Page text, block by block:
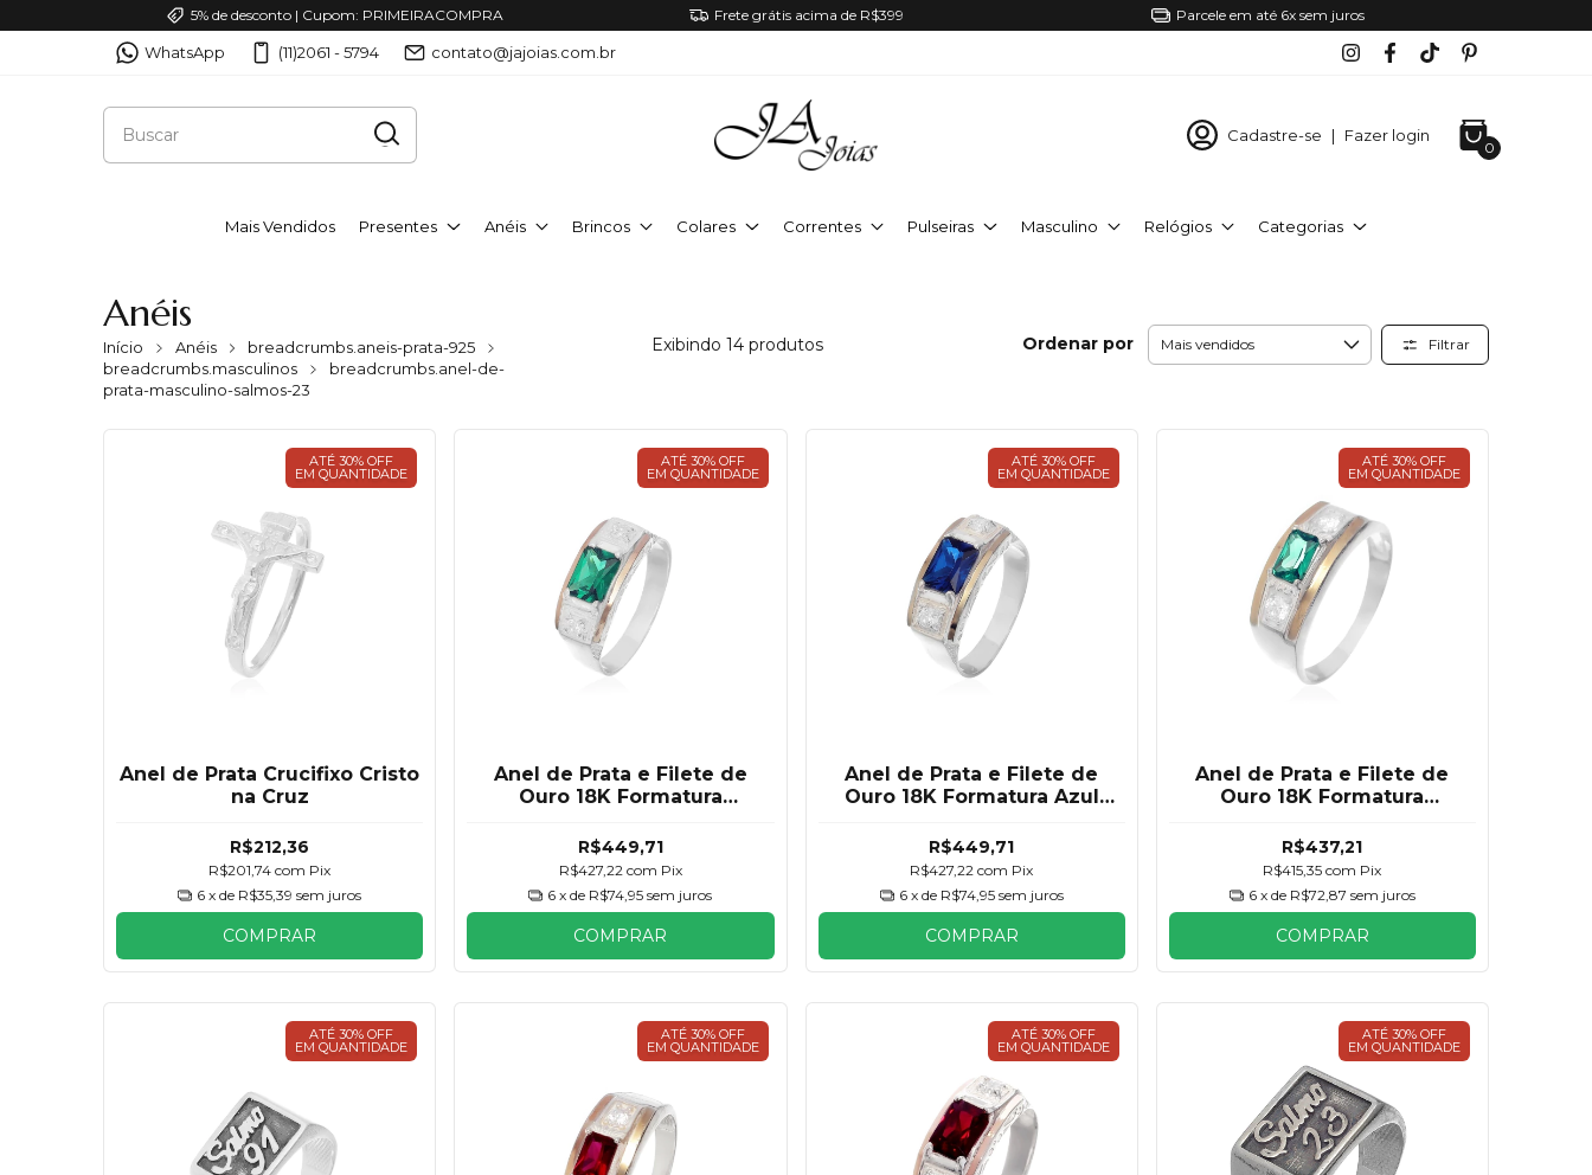
5% de desconto | Cupom: PRIMEIRACOMPRA Frete grátis acima de R$399 Parcele em até 6x sem juros
WhatsApp (11)2061 - 5794 contato@jajoias.com.br
Cadastre-se | Fazer login
0
Mais Vendidos Presentes Anéis Brincos Colares Correntes Pulseiras Masculino Relógios Categorias
Anéis
Início Anéis
breadcrumbs.aneis-prata-925
breadcrumbs.masculinos
breadcrumbs.anel-de-
prata-masculino-salmos-23
Exibindo 14 produtos Ordenar por Filtrar
ATÉ 30% OFF
EM QUANTIDADE
Anel de Prata Crucifixo Cristo
na Cruz
R$212,36
R$201,74com Pix
6 x de R$35,39 sem juros
COMPRAR
ATÉ 30% OFF
EM QUANTIDADE
Anel de Prata e Filete de
Ouro 18K Formatura
R$449,71
R$427,22 com Pix
6 x de R$74,95 sem juros
COMPRAR
ATÉ 30% OFF
EM QUANTIDADE
Anel de Prata e Filete de
Ouro 18K Formatura Azul
R$449,71
R$427,22com Pix
6 x de R$74,95 sem juros
COMPRAR
ATÉ 30% OFF
EM QUANTIDADE
Anel de Prata e Filete de
Ouro 18K Formatura
R$437,21
R$415,35com Pix
6 x de R$72,87 sem juros
COMPRAR
ATÉ 30% OFF
EM QUANTIDADE
ATÉ 30% OFF
EM QUANTIDADE
ATÉ 30% OFF
EM QUANTIDADE
ATÉ 30% OFF
EM QUANTIDADE